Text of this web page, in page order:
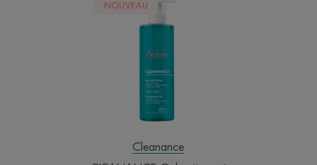
nettoyant
NOUVEAU
Cleanance